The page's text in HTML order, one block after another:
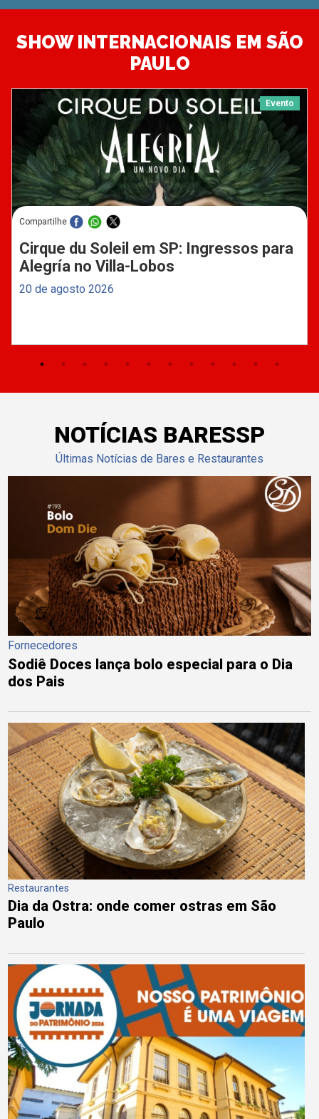
SHOW INTERNACIONAIS EM SÃO
PAULO
Evento
Compartilhe
Cirque du Soleil em SP: Ingressos para
Alegría no Villa-Lobos
20 de agosto 2026
NOTÍCIAS BARESSP
Últimas Notícias de Bares e Restaurantes
Fornecedores
Sodiê Doces lança bolo especial para o Dia
dos Pais
Restaurantes
Dia da Ostra: onde comer ostras em São
Paulo